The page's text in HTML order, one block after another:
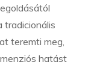
tradicionális
teremti meg,
hatást